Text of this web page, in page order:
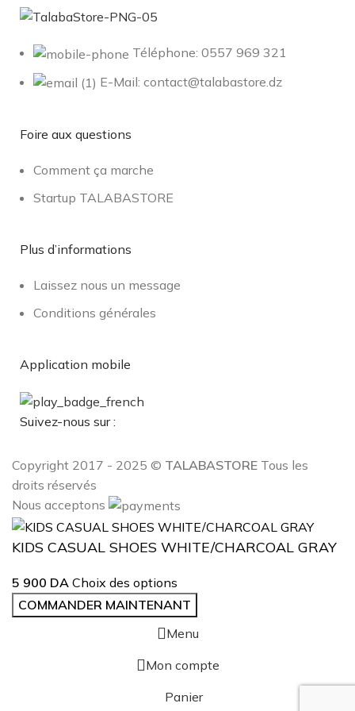
Téléphone: 0557 969 321
E-Mail: contact@talabastore.dz
Foire aux questions
Comment ça marche
Startup TALABASTORE
Plus d’informations
Laissez nous un message
Conditions générales
Application mobile
Suivez-nous sur :
Copyright 2017 - 2025 © TALABASTORE Tous les
droits réservés
Nous acceptons
KIDS CASUAL SHOES WHITE/CHARCOAL GRAY
5 900 DA Choix des options
COMMANDER MAINTENANT
Menu
Mon compte
Panier